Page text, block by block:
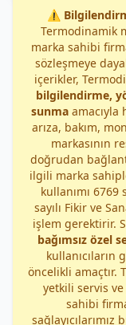
⚠️
Termodinamik
marka sahibi
sözleşmeye
içerikler,
bilgilendirme,
sunmaamacıyla
arıza, bakım,
markasının
doğrudan
ilgili marka
kullanımı 6769
sayılı Fikir ve
işlem gerektirir.
bağımsız özel
öncelikli amaçtır.
yetkili servis
sahibi